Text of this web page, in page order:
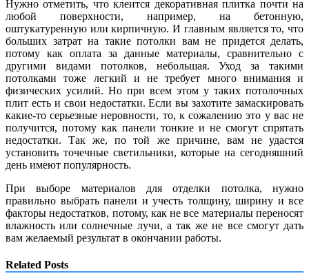
Нужно отметить, что клеится декоративная плитка почти на
любой поверхности, например, на бетонную,
оштукатуренную или кирпичную. И главным является то, что
больших затрат на такие потолки вам не придется делать,
потому как оплата за данные материалы, сравнительно с
другими видами потолков, небольшая. Уход за такими
потолками тоже легкий и не требует много внимания и
физических усилий. Но при всем этом у таких потолочных
плит есть и свои недостатки. Если вы захотите замаскировать
какие-то серьезные неровности, то, к сожалению это у вас не
получится, потому как панели тонкие и не смогут спрятать
недостатки. Так же, по той же причине, вам не удастся
установить точечные светильники, которые на сегодняшний
день имеют популярность.
При выборе материалов для отделки потолка, нужно
правильно выбрать панели и учесть толщину, ширину и все
факторы недостатков, потому, как не все материалы переносят
влажность или солнечные лучи, а так же не все смогут дать
вам желаемый результат в окончании работы.
Related Posts